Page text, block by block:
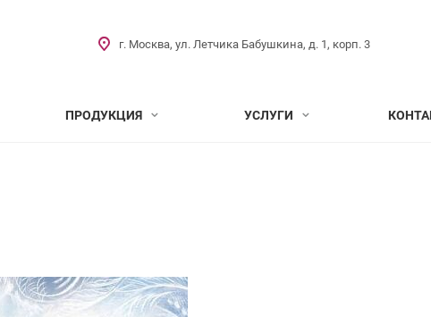
г. Москва, ул. Летчика Бабушкина, д. 1, корп. 3
ПРОДУКЦИЯ УСЛУГИ